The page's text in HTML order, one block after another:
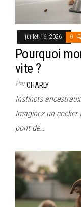
juillet 16, 2026 0
Pourquoi
vite ?
ParCHARLY
Instincts
Imaginez un
pont de…